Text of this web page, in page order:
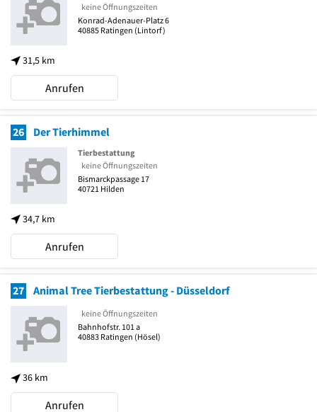
31,5 km
keine Öffnungszeiten
Konrad-Adenauer-Platz 6
40885 Ratingen (Lintorf)
Anrufen
26 Der Tierhimmel
34,7 km
Tierbestattung
keine Öffnungszeiten
Bismarckpassage 17
40721 Hilden
Anrufen
27 Animal Tree Tierbestattung - Düsseldorf
36 km
keine Öffnungszeiten
Bahnhofstr. 101 a
40883 Ratingen (Hösel)
Anrufen